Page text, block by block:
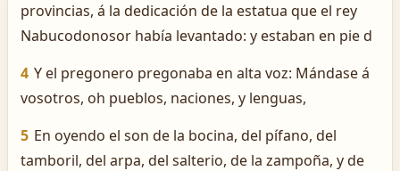
provincias, á la dedicación de la estatua que el rey
Nabucodonosor había levantado: y estaban en pie d
4 Y el pregonero pregonaba en alta voz: Mándase á
vosotros, oh pueblos, naciones, y lenguas,
5 En oyendo el son de la bocina, del pífano, del
tamboril, del arpa, del salterio, de la zampoña, y de